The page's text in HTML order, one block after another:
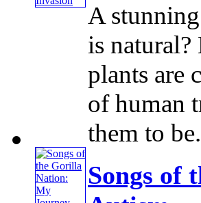
A
is natural?
plants are
of human
them to
Songs of